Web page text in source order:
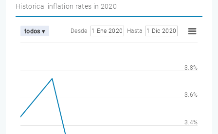
Historical inflation rates in 2020
todos ▾ Desde 1 Ene 2020 Hasta 1 Dic 2020
3.4%
3.6%
3.8%